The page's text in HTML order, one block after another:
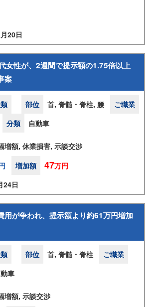
20日
女性が、2週間で提示額の1.75倍以上
案
部位 首, 脊髄・脊柱, 腰
ご職業
分類 自動車
増額, 休業損害, 示談交渉
増加額 47万円
24日
用が争われ、提示額より約61万円増加
部位 首, 脊髄・脊柱
ご職業
車
増額, 示談交渉